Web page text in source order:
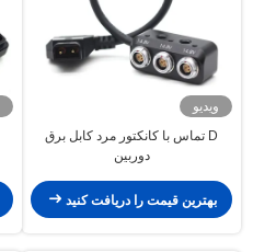
ویدیو
D تماس با کانکتور مرد کابل برق
دوربین
بهترین قیمت را دریافت کنید